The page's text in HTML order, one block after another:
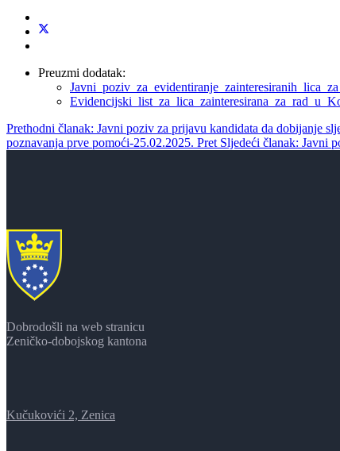
Preuzmi dodatak:
Prethodni članak: Javni poziv za prijavu kandidata da dobijanje
poznavanja prve pomoći-25.02.2025. Pret Sljedeći članak: Javni
Dobrodošli na web stranicu
Zeničko-dobojskog kantona
Kučukovići 2, Zenica